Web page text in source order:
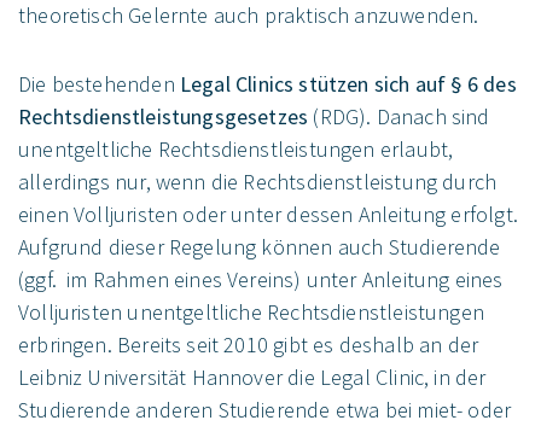
theoretisch Gelernte auch praktisch anzuwenden.
Die bestehenden Legal Clinics stützen sich auf § 6 des
Rechtsdienstleistungsgesetzes (RDG). Danach sind
unentgeltliche Rechtsdienstleistungen erlaubt,
allerdings nur, wenn die Rechtsdienstleistung durch
einen Volljuristen oder unter dessen Anleitung erfolgt.
Aufgrund dieser Regelung können auch Studierende
(ggf. im Rahmen eines Vereins) unter Anleitung eines
Volljuristen unentgeltliche Rechtsdienstleistungen
erbringen. Bereits seit 2010 gibt es deshalb an der
Leibniz Universität Hannover die Legal Clinic, in der
Studierende anderen Studierende etwa bei miet- oder